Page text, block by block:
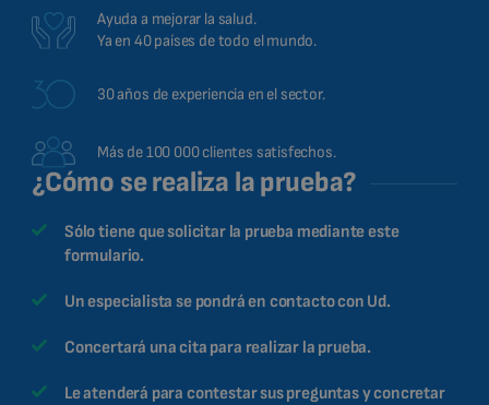
Ayuda a mejorar la salud.
Ya en 40 países de todo el mundo.
30 años de experiencia en el sector.
Más de 100 000 clientes satisfechos.
¿Cómo se realiza la prueba?
Sólo tiene que solicitar la prueba mediante este
formulario.
Un especialista se pondrá en contacto con Ud.
Concertará una cita para realizar la prueba.
Le atenderá para contestar sus preguntas y concretar